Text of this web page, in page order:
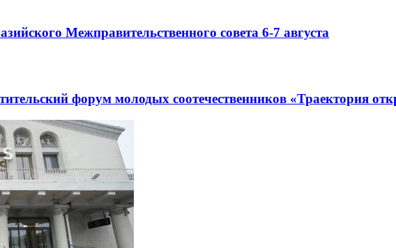
Межправительственного совета 6-7 августа
форум молодых соотечественников «Траектория